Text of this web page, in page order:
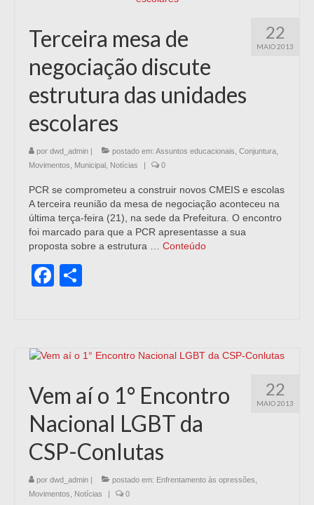
22
MAIO 2013
Terceira mesa de
negociação discute
estrutura das unidades
escolares
por dwd_admin | postado em: Assuntos educacionais Conjuntura
Movimentos
Municipal Notícias | 0
PCR se comprometeu a construir novos CMEIS e escolas
A terceira reunião da mesa de negociação aconteceu na
última terça-feira (21), na sede da Prefeitura. O encontro
foi marcado para que a PCR apresentasse a sua
proposta sobre a estrutura … Conteúdo
Facebook
22
MAIO 2013
Vem aí o 1° Encontro
Nacional LGBT da
CSP-Conlutas
por dwd_admin postado em: Enfrentamento às opressões
Movimentos
Notícias 0